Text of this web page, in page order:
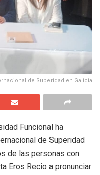
de Superidad en Galicia
Funcional ha
de Superidad
de las personas con
Eros Recio a pronunciar